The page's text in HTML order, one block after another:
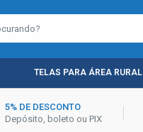
TELAS PARA ÁREA RURAL
5% DE DESCONTO
Depósito, boleto ou PIX